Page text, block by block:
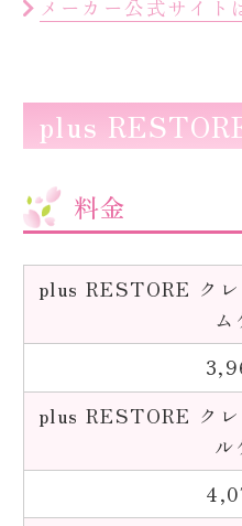
メーカー公式サイト
plus
料金
plus RESTORE ク
ム
plus RESTORE ク
ル